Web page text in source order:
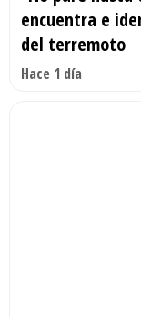
encuentra e
del terremoto
Hace 1 día